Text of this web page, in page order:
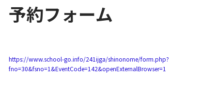
予約フォーム
https://www.school-go.info/241ijga/shinonome/form.php?
fno=30&fsno=1&EventCode=142&openExternalBrowser=1